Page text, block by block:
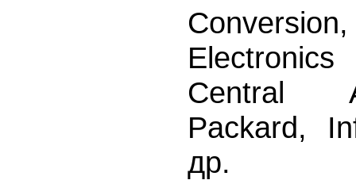
Central
Packard,
др.